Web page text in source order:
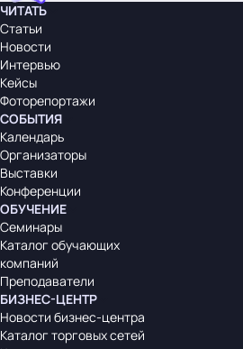
ЧИТАТЬ
Статьи
Новости
Интервью
Кейсы
Фоторепортажи
СОБЫТИЯ
Календарь
Организаторы
Выставки
Конференции
ОБУЧЕНИЕ
Семинары
Каталог обучающих
компаний
Преподаватели
БИЗНЕС-ЦЕНТР
Новости бизнес-центра
Каталог торговых сетей